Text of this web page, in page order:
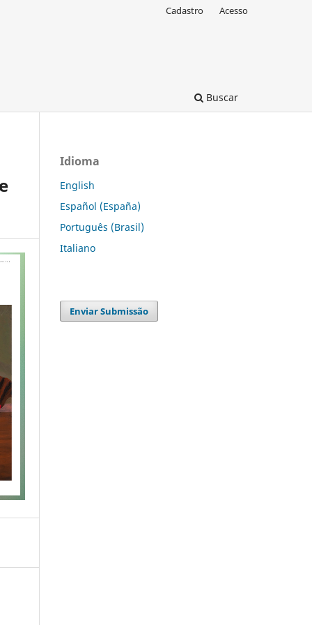
Buscar
Cadastro Acesso
Idioma
English
Español (España)
Português (Brasil)
Italiano
Enviar Submissão